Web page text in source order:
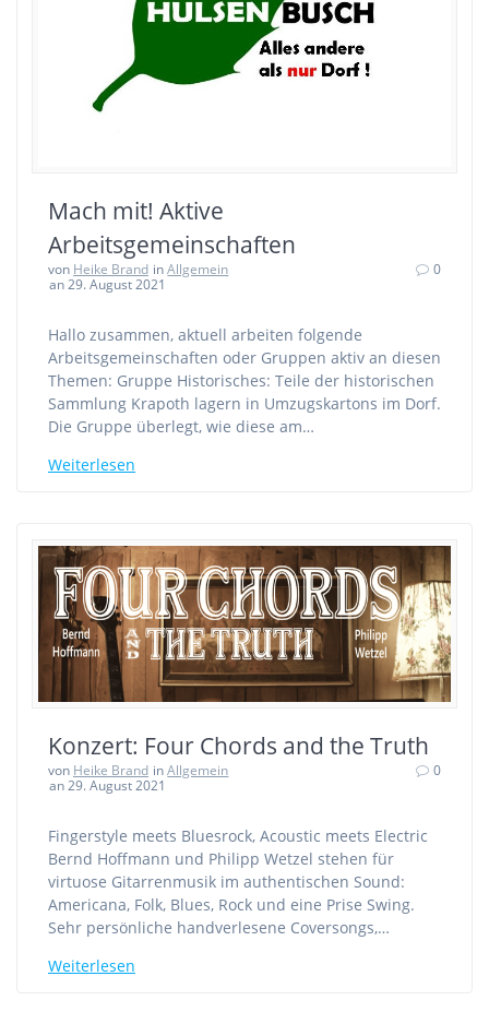
Mach mit! Aktive
Arbeitsgemeinschaften
von Heike Brand inAllgemein
an 29. August 2021
0
Hallo zusammen, aktuell arbeiten folgende
Arbeitsgemeinschaften oder Gruppen aktiv an diesen
Themen: Gruppe Historisches: Teile der historischen
Sammlung Krapoth lagern in Umzugskartons im Dorf.
Die Gruppe überlegt, wie diese am…
Weiterlesen
Konzert: Four Chords and the Truth
von Heike Brand inAllgemein
an 29. August 2021
0
Fingerstyle meets Bluesrock, Acoustic meets Electric
Bernd Hoffmann und Philipp Wetzel stehen für
virtuose Gitarrenmusik im authentischen Sound:
Americana, Folk, Blues, Rock und eine Prise Swing.
Sehr persönliche handverlesene Coversongs,…
Weiterlesen